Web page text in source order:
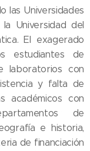
las Universidades
Universidad del
El exagerado
estudiantes de
laboratorios con
y falta de
académicos con
de
e historia,
de financiación